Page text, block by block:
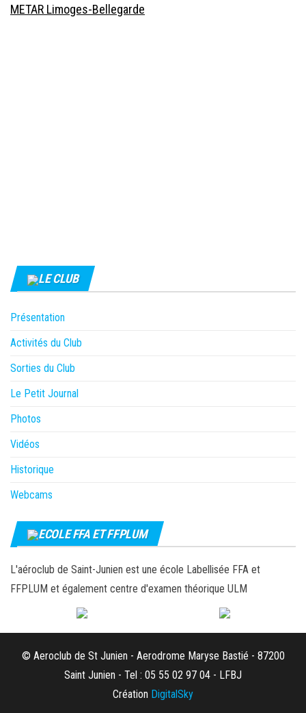
METAR Limoges-Bellegarde
LE CLUB
Présentation
Activités du Club
Sorties du Club
Le Petit Journal
Photos
Vidéos
Historique
Webcams
ECOLE FFA ET FFPLUM
L'aéroclub de Saint-Junien est une école Labellisée FFA et
FFPLUM et également centre d'examen théorique ULM
© Aeroclub de St Junien - Aerodrome Maryse Bastié - 87200
Saint Junien - Tel : 05 55 02 97 04 - LFBJ
Création DigitalSky